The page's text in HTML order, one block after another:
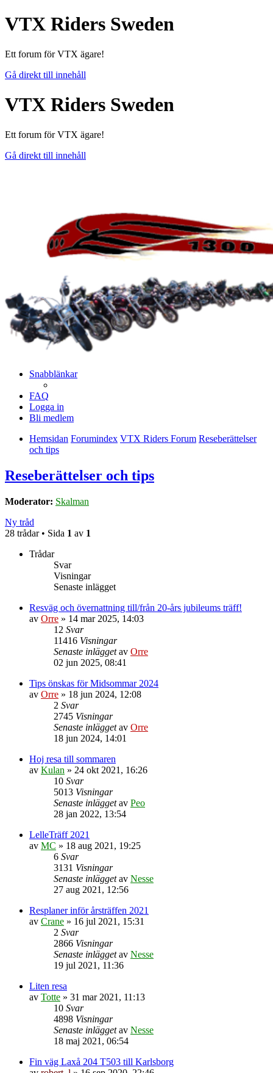
VTX Riders Sweden
Ett forum för VTX ägare!
Gå direkt till innehåll
VTX Riders Sweden
Ett forum för VTX ägare!
Gå direkt till innehåll
Snabblänkar
FAQ
Logga in
Bli medlem
Hemsidan Forumindex VTX Riders Forum Reseberättelser
och tips
Reseberättelser och tips
Moderator: Skalman
Ny tråd
28 trådar • Sida 1 av 1
Trådar
Svar
Visningar
Senaste inlägget
Resväg och övernattning till/från 20-års jubileums träff!
av Orre » 14 mar 2025, 14:03
12 Svar
11416 Visningar
Senaste inläggetav Orre
02 jun 2025, 08:41
Tips önskas för Midsommar 2024
av Orre » 18 jun 2024, 12:08
2 Svar
2745 Visningar
Senaste inläggetav Orre
18 jun 2024, 14:01
Hoj resa till sommaren
av Kulan » 24 okt 2021, 16:26
10 Svar
5013 Visningar
Senaste inläggetav Peo
28 jan 2022, 13:54
LelleTräff 2021
av MC » 18 aug 2021, 19:25
6 Svar
3131 Visningar
Senaste inläggetav Nesse
27 aug 2021, 12:56
Resplaner inför årsträffen 2021
av Crane » 16 jul 2021, 15:31
2 Svar
2866 Visningar
Senaste inläggetav Nesse
19 jul 2021, 11:36
Liten resa
av Totte » 31 mar 2021, 11:13
10 Svar
4898 Visningar
Senaste inläggetav Nesse
18 maj 2021, 06:54
Fin väg Laxå 204 T503 till Karlsborg